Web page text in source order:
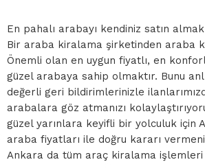
En pahalı arabayı kendiniz satın
Bir araba kiralama şirketinden araba
Önemli olan en uygun fiyatlı, en
güzel arabaya sahip olmaktır. Bunu
değerli geri bildirimlerinizle
arabalara göz atmanızı
güzel yarınlara keyifli bir yolculuk için
araba fiyatları ile doğru kararı
Ankara da tüm araç kiralama işlemleri